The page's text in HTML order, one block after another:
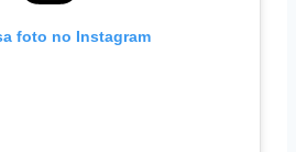
foto no Instagram